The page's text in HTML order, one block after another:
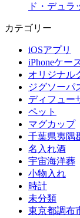
ド・デュラ
カテゴリー
iOSアプリ
iPhoneケー
オリジナル
ジグソーパ
ディフュー
ペット
マグカップ
千葉県夷隅
名入れ酒
宇宙海洋葬
小物入れ
時計
未分類
東京都調布